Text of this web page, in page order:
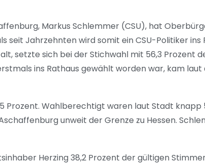
Markus Schlemmer (CSU), hat
seit Jahrzehnten wird somit ein CSU-Politiker
setzte sich bei der Stichwahl mit 56,3 Prozent
ins Rathaus gewählt worden war, kam
Prozent. Wahlberechtigt waren laut Stadt knapp
unweit der Grenze zu Hessen.
Herzing 38,2 Prozent der gültigen